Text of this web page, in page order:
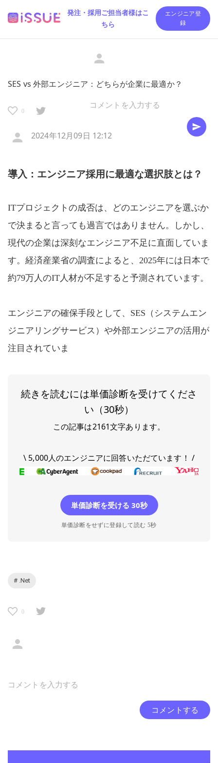
発注・採用ご担当者様はこ
ちら
エンジニア登
録
SES vs 外部エンジニア：どちらが企業に最適か？
0
2024年12月09日 12:12
導入：エンジニア採用に最適な選択肢とは？
ITプロジェクトの成否は、どのエンジニアを選ぶか
で決まると言っても過言ではありません。しかし、
現代の企業は深刻なエンジニア不足に直面していま
す。経済産業省の調査によると、2025年には日本で
約79万人のIT人材が不足すると予測されています。
エンジニアの確保手段として、SES（システムエン
ジニアリングサービス）や外部エンジニアの活用が
注目されていま
続きを読むには単価診断を受けてくださ
い（30秒）
この記事は2161文字あります。
\ 5,000人のエンジニアに回答いただています！ /
単価診断を受ける 30秒
単価診断をせずに登録して読む 5秒
# .Net
0
コメントする